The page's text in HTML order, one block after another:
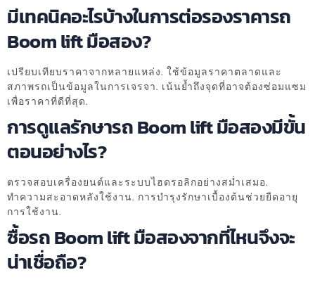
มีเทคนิคอะไรบ้างในการต่อรองราคารถ
Boom lift มือสอง?
เปรียบเทียบราคาจากหลายแหล่ง. ใช้ข้อมูลราคาตลาดและ
สภาพรถเป็นข้อมูลในการเจรจา. เน้นย้ำถึงจุดที่อาจต้องซ่อมแซม
เพื่อราคาที่ดีที่สุด.
การดูแลรักษารถ Boom lift มือสองมีขั้น
ตอนอย่างไร?
ตรวจสอบเครื่องยนต์และระบบไฮดรอลิกอย่างสม่ำเสมอ.
ทำความสะอาดหลังใช้งาน. การบำรุงรักษาเบื้องต้นช่วยยืดอายุ
การใช้งาน.
ซื้อรถ Boom lift มือสองจากที่ไหนจึงจะ
น่าเชื่อถือ?